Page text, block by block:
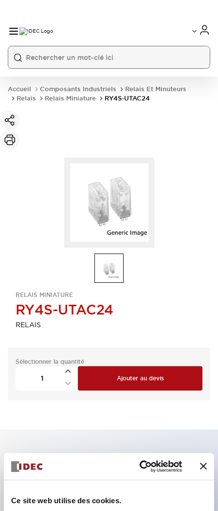
Ce site web utilise des cookies.
Accueil Composants Industriels
Relais Et Minuteurs
Relais
Relais Miniature RY4S-UTAC24
RELAIS MINIATURE
RY4S-UTAC24
RELAIS
Sélectionner la quantité
Ajouter au devis
Caractéristiques clés
Contacts plaqués or série RY standard